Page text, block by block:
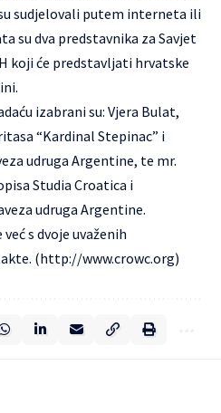
sudjelovali putem interneta ili
su dva predstavnika za Savjet
koji će predstavljati hrvatske
izabrani su: Vjera Bulat,
“Kardinal Stepinac” i
udruga Argentine, te mr.
Studia Croatica i
udruga Argentine.
s dvoje uvaženih
(http://www.crowc.org)